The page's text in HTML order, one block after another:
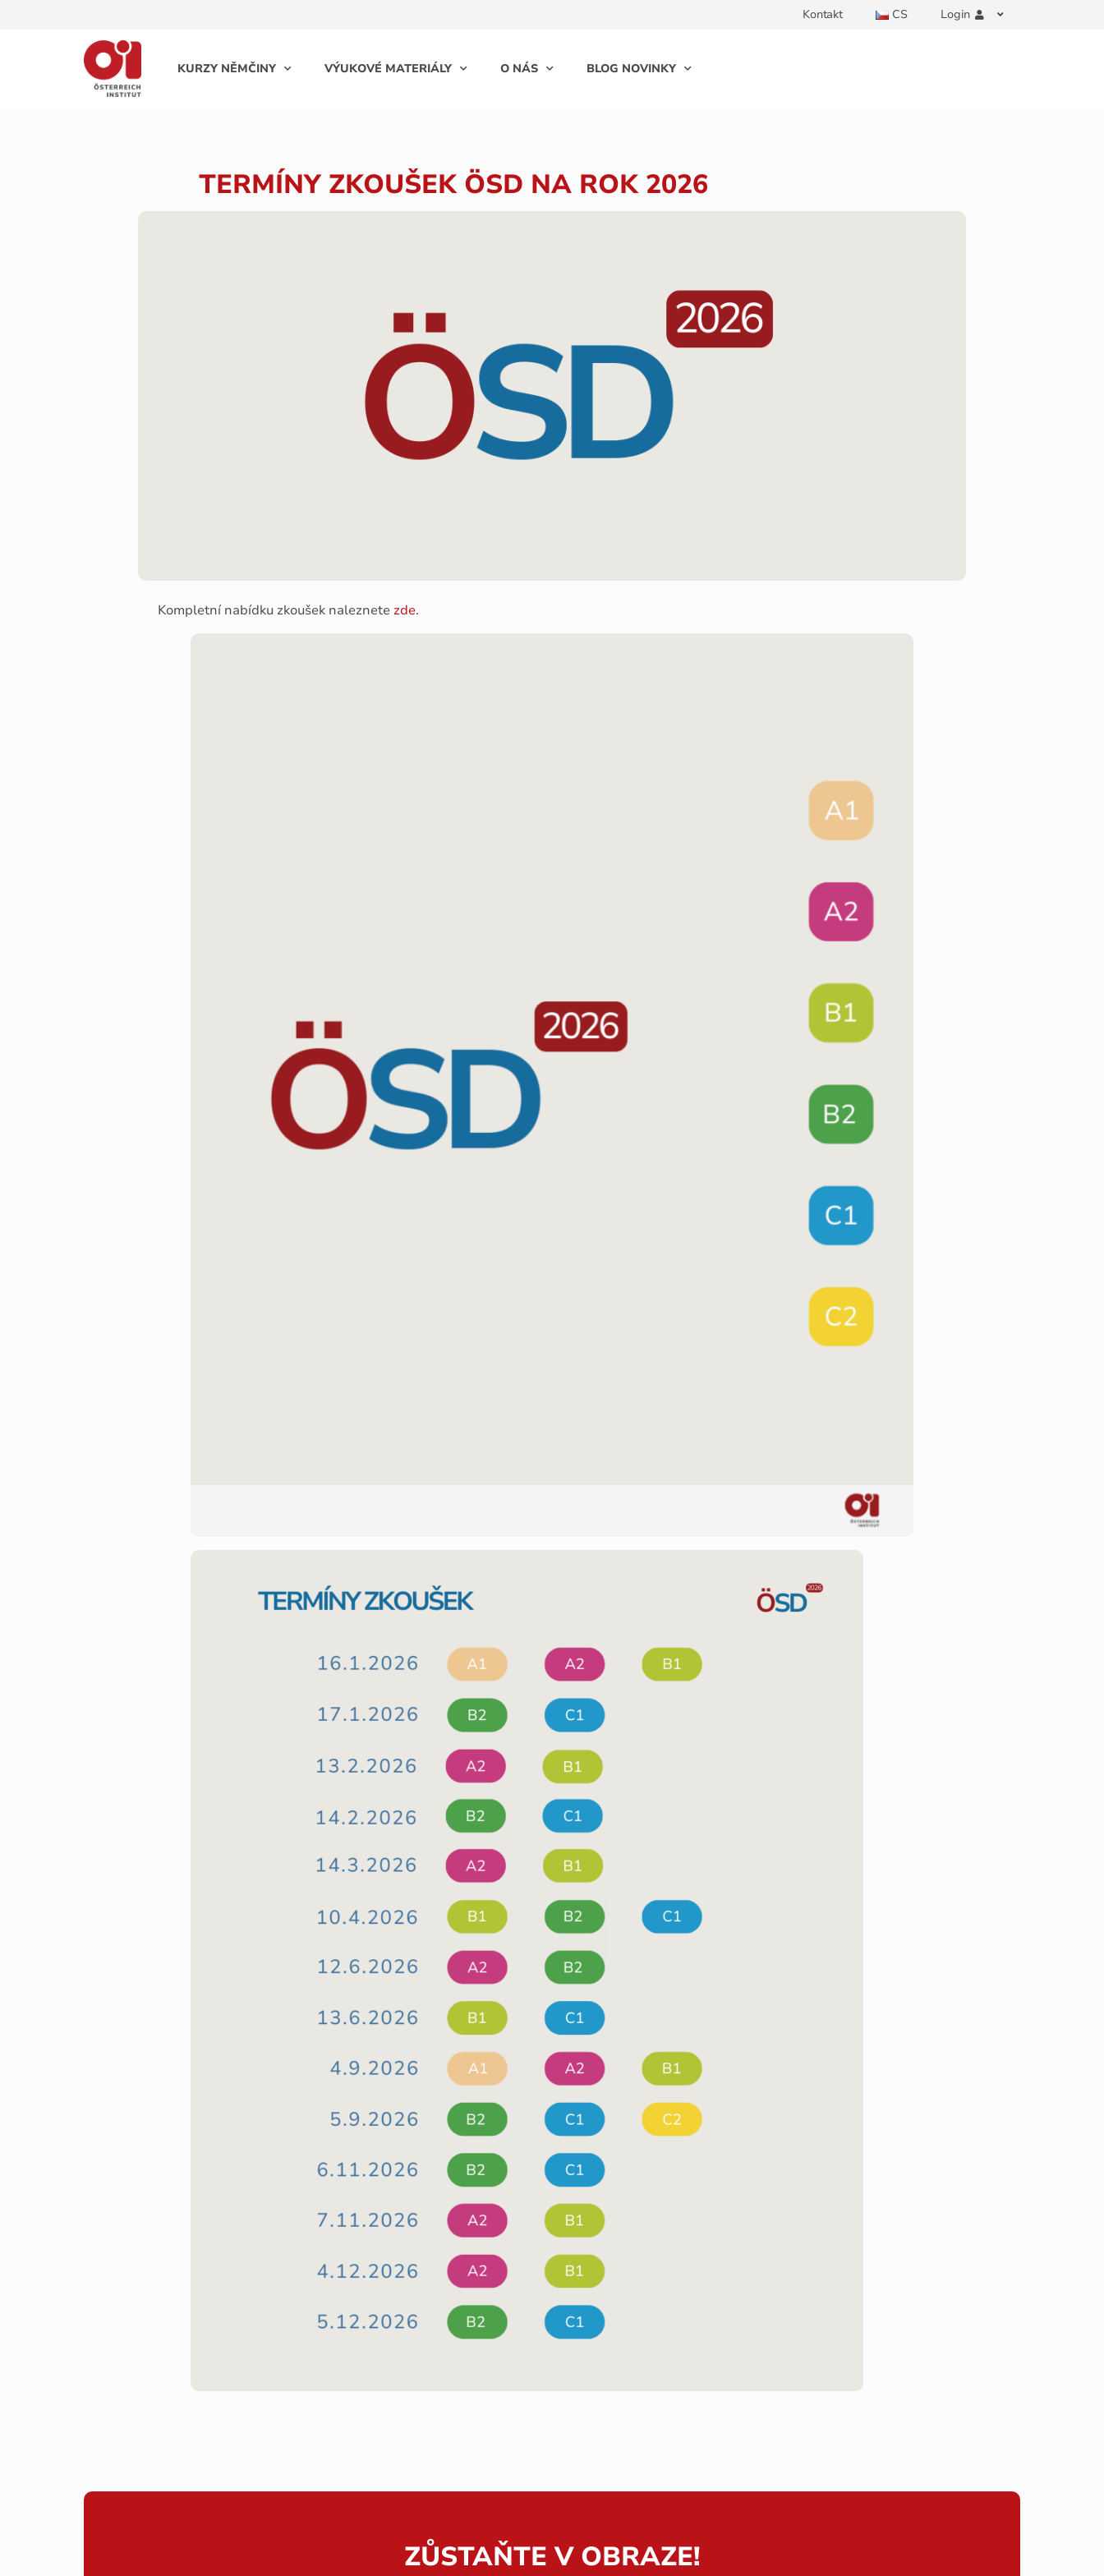
Kontakt CS Login
KURZY NĚMČINY VÝUKOVÉ MATERIÁLY O NÁS BLOG NOVINKY
TERMÍNY ZKOUŠEK ÖSD NA ROK 2026
Kompletní nabídku zkoušek naleznete zde.
ZŮSTAŇTE V OBRAZE!